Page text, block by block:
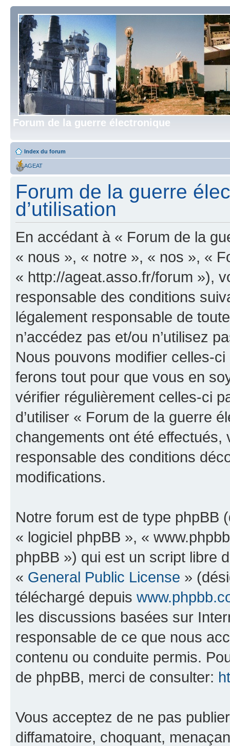
Forum de la guerre électronique
Index du forum
AGEAT
Forum de la guerre
d’utilisation
En accédant à « Forum de la
« nous », « notre », « nos », «
« http://ageat.asso.fr/forum »),
responsable des conditions
légalement responsable de
n’accédez pas et/ou n’utilisez
Nous pouvons modifier celles-
ferons tout pour que vous en
vérifier régulièrement celles-ci
d’utiliser « Forum de la guerre
changements ont été effectués,
responsable des conditions
modifications.
Notre forum est de type phpBB
« logiciel phpBB », «
phpBB ») qui est un script libre
« General Public License »
téléchargé depuis
les discussions basées sur
responsable de ce que nous
contenu ou conduite permis.
de phpBB, merci de consulter:
Vous acceptez de ne pas
diffamatoire, choquant,